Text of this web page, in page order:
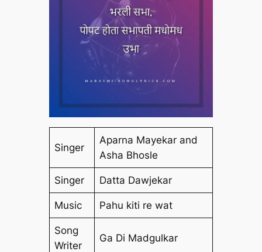
Singer
Aparna Mayekar and
Asha Bhosle
Singer Datta Dawjekar
Music Pahu kiti re wat
Song
Writer
Ga Di Madgulkar